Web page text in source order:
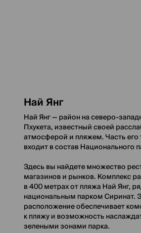
Най Янг
Най Янг — район на северо-
Пхукета, известный своей
атмосферой и пляжем. Часть его
входит в состав Национального
Здесь вы найдете множество
магазинов и рынков. Комплекс
в 400 метрах от пляжа Най Янг,
национальным парком Сиринат.
расположение обеспечивает
к пляжу и возможность
зелеными зонами парка.